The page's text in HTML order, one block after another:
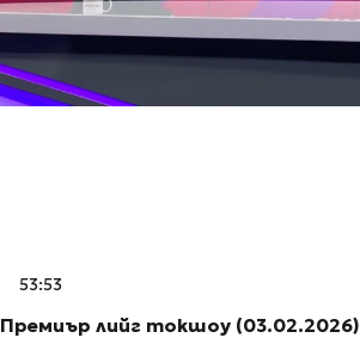
53:53
Премиър лийг токшоу (03.02.2026)